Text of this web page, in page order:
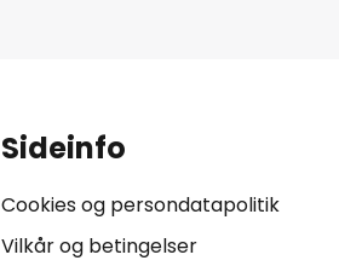
Sideinfo
Cookies og persondatapolitik
Vilkår og betingelser